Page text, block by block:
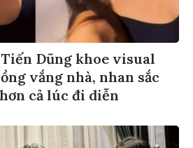
Dũng khoe visual
vắng nhà, nhan sắc
cả lúc đi diễn